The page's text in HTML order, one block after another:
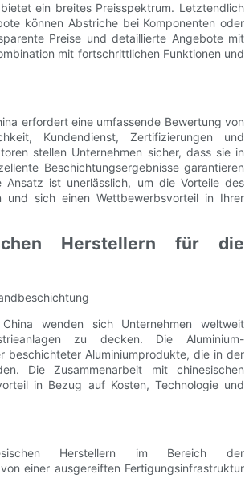
ein breites Preisspektrum. Letztendlich
können Abstriche bei Komponenten oder
Preise und detaillierte Angebote mit
mit fortschrittlichen Funktionen und
erfordert eine umfassende Bewertung von
Kundendienst, Zertifizierungen und
stellen Unternehmen sicher, dass sie in
Beschichtungsergebnisse garantieren
Ansatz ist unerlässlich, um die Vorteile des
und sich einen Wettbewerbsvorteil in Ihrer
Herstellern für die
wenden sich Unternehmen weltweit
zu decken. Die Aluminium-
beschichteter Aluminiumprodukte, die in der
Die Zusammenarbeit mit chinesischen
in Bezug auf Kosten, Technologie und
Herstellern im Bereich der
einer ausgereiften Fertigungsinfrastruktur